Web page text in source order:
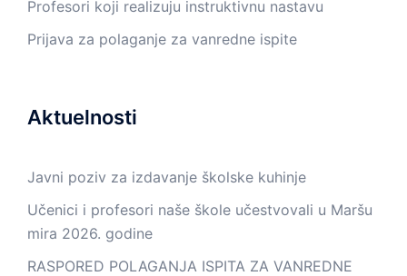
Profesori koji realizuju instruktivnu nastavu
Prijava za polaganje za vanredne ispite
Aktuelnosti
Javni poziv za izdavanje školske kuhinje
Učenici i profesori naše škole učestvovali u Maršu
mira 2026. godine
RASPORED POLAGANJA ISPITA ZA VANREDNE